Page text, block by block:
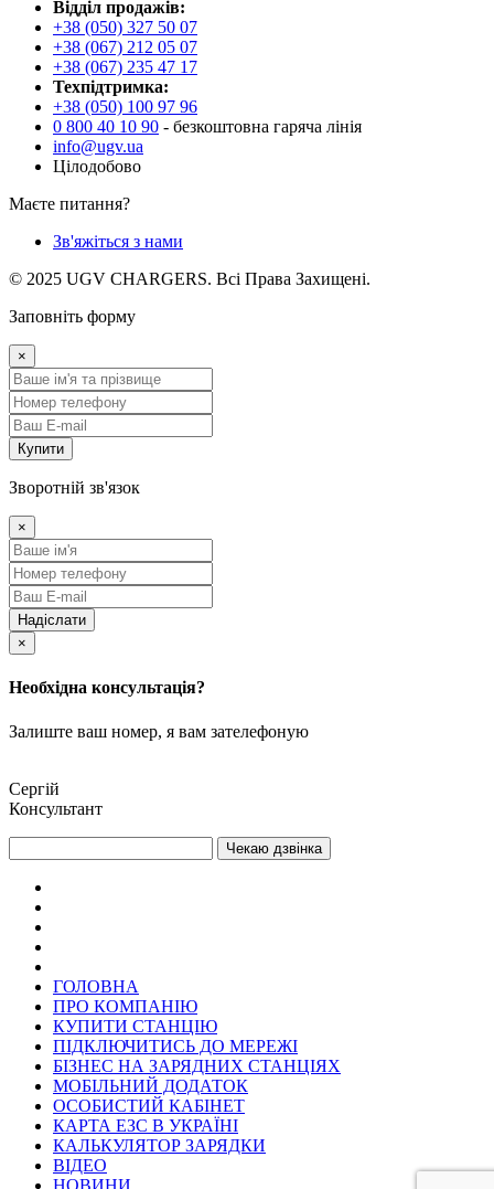
Відділ продажів:
+38 (050) 327 50 07
+38 (067) 212 05 07
+38 (067) 235 47 17
Техпідтримка:
+38 (050) 100 97 96
0 800 40 10 90 - безкоштовна гаряча лінія
info@ugv.ua
Цілодобово
Маєте питання?
Зв'яжіться з нами
Раз на місяць ми відправляємо дайджест з
новинами нашої компанії
Електронна пошта*
© 2025 UGV CHARGERS. Всі Права Захищені.
Заповніть форму
×
Купити
Зворотній зв'язок
×
Надіслати
×
Необхідна консультація?
Залиште ваш номер, я вам зателефоную
Сергій
Консультант
Чекаю дзвінка
ГОЛОВНА
ПРО КОМПАНІЮ
КУПИТИ СТАНЦІЮ
ПІДКЛЮЧИТИСЬ ДО МЕРЕЖІ
БІЗНЕС НА ЗАРЯДНИХ СТАНЦІЯХ
МОБІЛЬНИЙ ДОДАТОК
ОСОБИСТИЙ КАБІНЕТ
КАРТА ЕЗС В УКРАЇНІ
КАЛЬКУЛЯТОР ЗАРЯДКИ
ВІДЕО
НОВИНИ